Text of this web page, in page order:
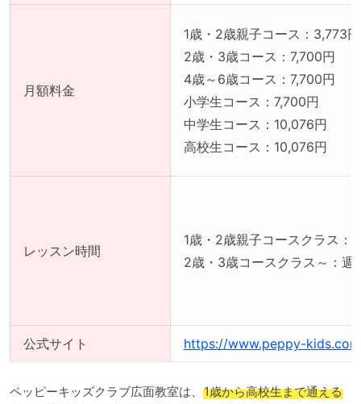
月額料金
1歳・2歳親子コース：3,773円
2歳・3歳コース：7,700円
4歳～6歳コース：7,700円
小学生コース：7,700円
中学生コース：10,076円
高校生コース：10,076円
レッスン時間
1歳・2歳親子コースクラス：
2歳・3歳コースクラス～：週
公式サイト https://www.peppy-
ペッピーキッズクラブ広面教室は、 1歳から高校生まで通える